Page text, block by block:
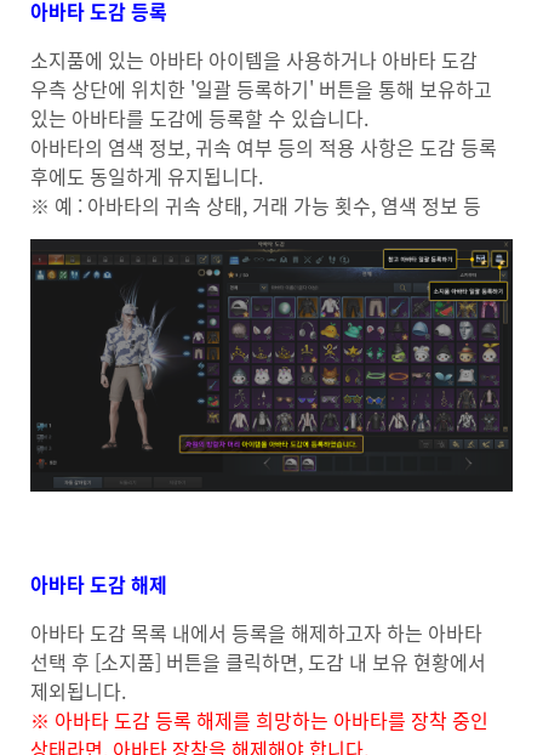
아바타 도감 등록
소지품에 있는 아바타 아이템을 사용하거나 아바타 도감
우측 상단에 위치한 '일괄 등록하기' 버튼을 통해 보유하고
있는 아바타를 도감에 등록할 수 있습니다.
아바타의 염색 정보, 귀속 여부 등의 적용 사항은 도감 등록
후에도 동일하게 유지됩니다.
※ 예 : 아바타의 귀속 상태, 거래 가능 횟수, 염색 정보 등
아바타 도감 해제
아바타 도감 목록 내에서 등록을 해제하고자 하는 아바타
선택 후 [소지품] 버튼을 클릭하면, 도감 내 보유 현황에서
제외됩니다.
※ 아바타 도감 등록 해제를 희망하는 아바타를 장착 중인
상태라면, 아바타 장착을 해제해야 합니다.